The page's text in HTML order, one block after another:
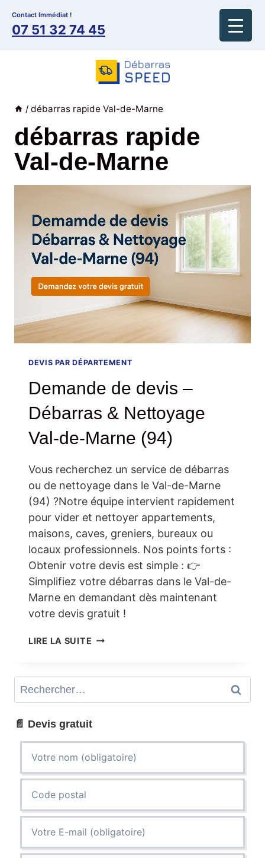
contenu
Contact Immédiat !
07 51 32 74 45
/ débarras rapide Val-de-Marne
débarras rapide
Val-de-Marne
DEVIS PAR DÉPARTEMENT
Demande de devis –
Débarras & Nettoyage
Val-de-Marne (94)
Vous recherchez un service de débarras
ou de nettoyage dans le Val-de-Marne
(94) ?Notre équipe intervient rapidement
pour vider et nettoyer appartements,
maisons, caves, greniers, bureaux ou
locaux professionnels. Nos points forts :
Obtenir votre devis est simple : 👉
Simplifiez votre débarras dans le Val-de-
Marne en demandant dès maintenant
votre devis gratuit !
LIRE LA SUITE DEMANDE
–
&
VAL-
(94)
Rechercher :
📄 Devis gratuit